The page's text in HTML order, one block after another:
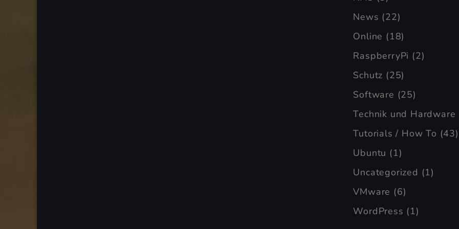
News (22)
Online (18)
RaspberryPi (2)
Schutz (25)
Software (25)
Technik und Hardware
Tutorials / How To (43)
Ubuntu (1)
Uncategorized (1)
VMware (6)
WordPress (1)